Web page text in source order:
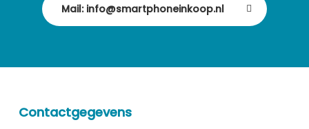
Mail: info@smartphoneinkoop.nl
Contactgegevens